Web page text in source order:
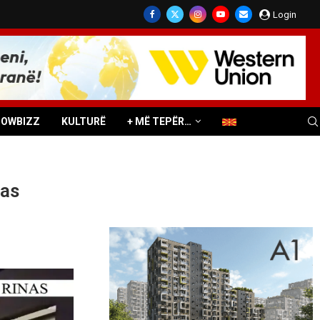
Login
KULTURË + MË TEPËR…